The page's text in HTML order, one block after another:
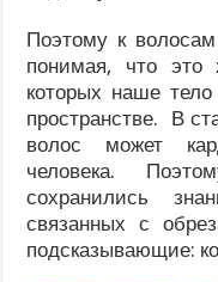
Поэтому к
понимая, что
которых наше
пространстве. В
волос может
человека.
сохранились
связанных с
подсказывающие: